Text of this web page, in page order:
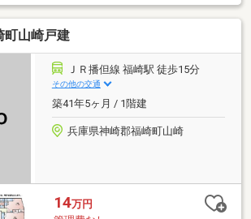
町山崎戸建
ＪＲ播但線 福崎駅 徒歩15分
その他の交通
築41年5ヶ月 / 1階建
兵庫県神崎郡福崎町山崎
14万円